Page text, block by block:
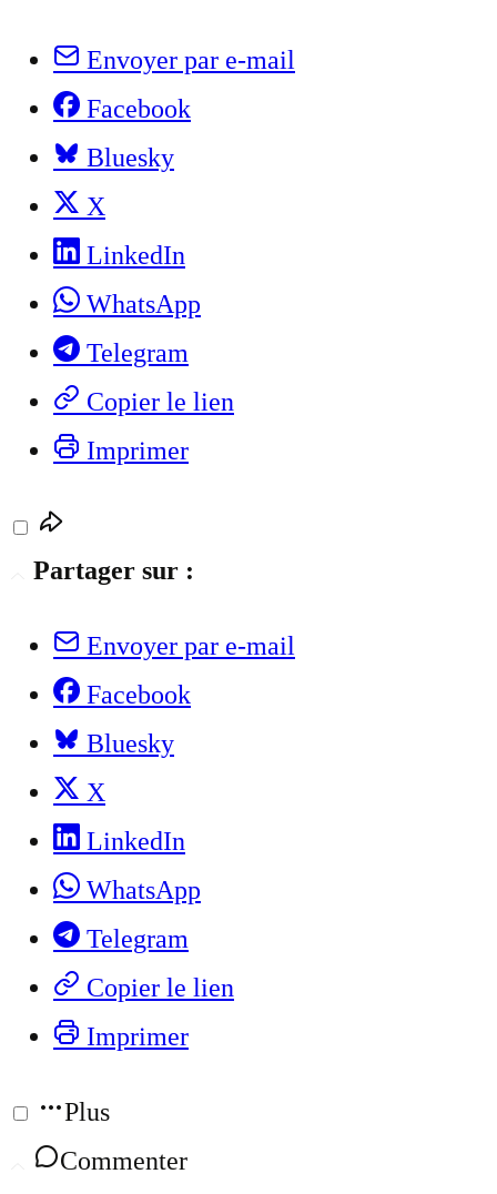
Envoyer par e-mail
Facebook
Bluesky
X
LinkedIn
WhatsApp
Telegram
Copier le lien
Imprimer
Partager sur :
Envoyer par e-mail
Facebook
Bluesky
X
LinkedIn
WhatsApp
Telegram
Copier le lien
Imprimer
Plus
Commenter